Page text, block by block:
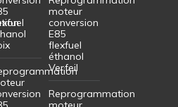
moteur
conversion
E85
flexfuel
éthanol
Verfeil
Reprogrammation